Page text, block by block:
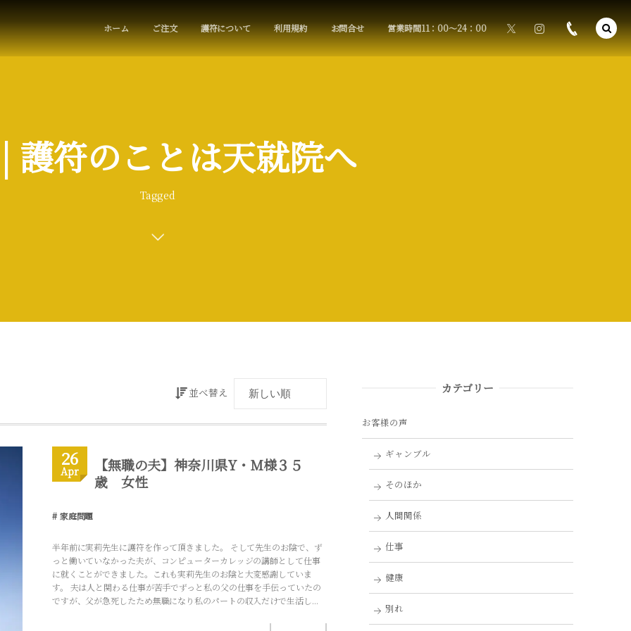
ホーム ご注文 護符について 利用規約 お問合せ 営業時間11：00〜24：00
護符のことは天就院へ
Tagged
並べ替え
26
Apr
【無職の夫】神奈川県Y・M様３５
歳 女性
家庭問題
半年前に実莉先生に護符を作って頂きました。 そして先生のお陰で、ず
っと働いていなかった夫が、コンピューターカレッジの講師として仕事
に就くことができました。これも実莉先生のお陰と大変感謝していま
す。 夫は人と関わる仕事が苦手でずっと私の父の仕事を手伝っていたの
ですが、父が急死したため無職になり私のパートの収入だけで生活し...
カテゴリー
お客様の声
ギャンブル
そのほか
人間関係
仕事
健康
別れ